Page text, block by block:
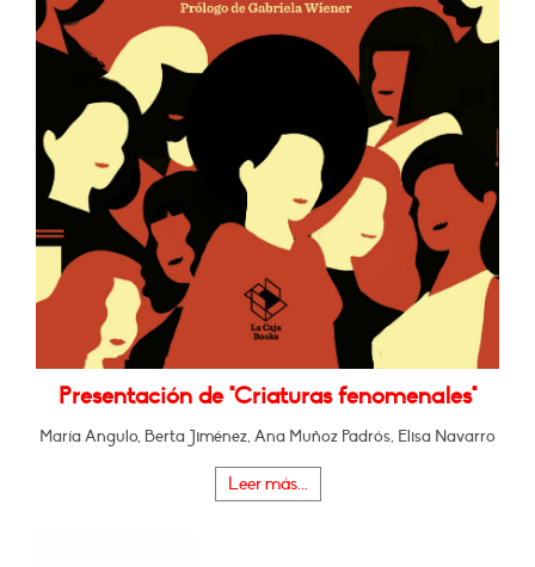
Presentación de "Criaturas fenomenales"
María Angulo, Berta Jiménez, Ana Muñoz Padrós, Elisa Navarro
Leer más...